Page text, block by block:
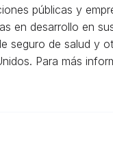
públicas y
en desarrollo en
seguro de salud y
Para más